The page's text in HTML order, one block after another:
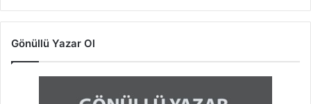
Gönüllü Yazar Ol